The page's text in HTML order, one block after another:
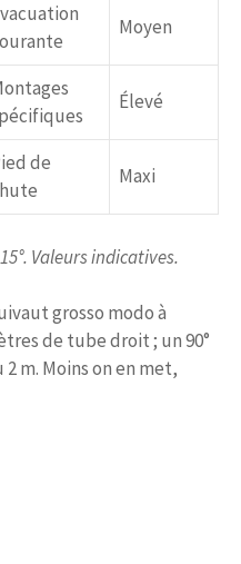
Moyen
Élevé
de
Maxi
Valeurs indicatives.
grosso modo à
de tube droit ; un 90°
m. Moins on en met,